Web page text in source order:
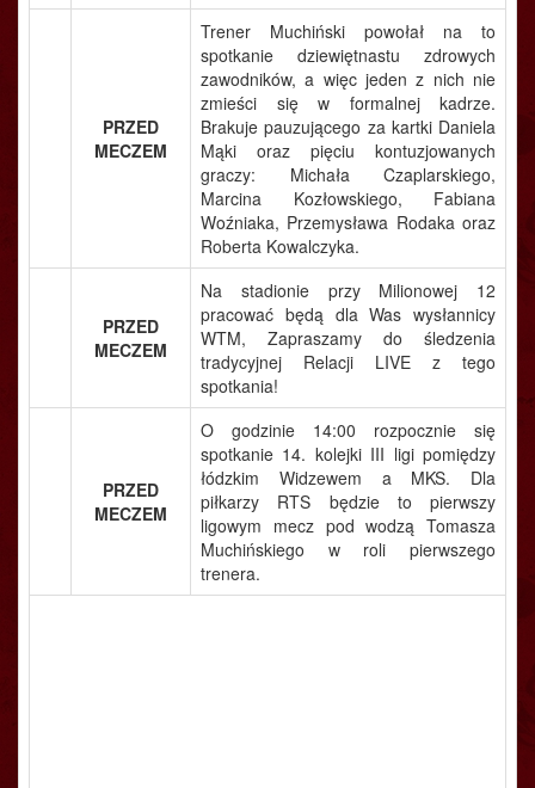
PRZED
MECZEM
Trener Muchiński powołał na to
spotkanie dziewiętnastu zdrowych
zawodników, a więc jeden z nich nie
zmieści się w formalnej kadrze.
Brakuje pauzującego za kartki Daniela
Mąki oraz pięciu kontuzjowanych
graczy: Michała Czaplarskiego,
Marcina Kozłowskiego, Fabiana
Woźniaka, Przemysława Rodaka oraz
Roberta Kowalczyka.
PRZED
MECZEM
Na stadionie przy Milionowej 12
pracować będą dla Was wysłannicy
WTM, Zapraszamy do śledzenia
tradycyjnej Relacji LIVE z tego
spotkania!
PRZED
MECZEM
O godzinie 14:00 rozpocznie się
spotkanie 14. kolejki III ligi pomiędzy
łódzkim Widzewem a MKS. Dla
piłkarzy RTS będzie to pierwszy
ligowym mecz pod wodzą Tomasza
Muchińskiego w roli pierwszego
trenera.